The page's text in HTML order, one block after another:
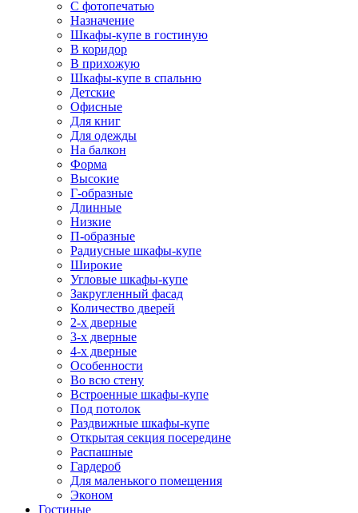
С фотопечатью
Назначение
Шкафы-купе в гостиную
В коридор
В прихожую
Шкафы-купе в спальню
Детские
Офисные
Для книг
Для одежды
На балкон
Форма
Высокие
Г-образные
Длинные
Низкие
П-образные
Радиусные шкафы-купе
Широкие
Угловые шкафы-купе
Закругленный фасад
Количество дверей
2-х дверные
3-х дверные
4-х дверные
Особенности
Во всю стену
Встроенные шкафы-купе
Под потолок
Раздвижные шкафы-купе
Открытая секция посередине
Распашные
Гардероб
Для маленького помещения
Эконом
Гостиные